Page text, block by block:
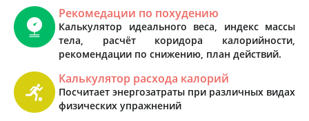
Рекомедации по похудению
Калькулятор идеального веса, индекс массы
тела, расчёт коридора калорийности,
рекомендации по снижению, план действий.
Калькулятор расхода калорий
Посчитает энергозатраты при различных видах
физических упражнений